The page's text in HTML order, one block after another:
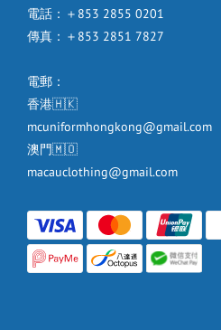
電話：＋853 2855 0201
傳真：＋853 2851 7827
電郵：
香港🇭🇰
mcuniformhongkong@gmail.com
澳門🇲🇴
macauclothing@gmail.com